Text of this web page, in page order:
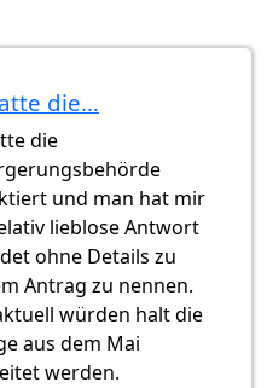
von
die…
die
und man hat mir
lieblose Antwort
ohne Details zu
Antrag zu nennen.
würden halt die
aus dem Mai
werden.